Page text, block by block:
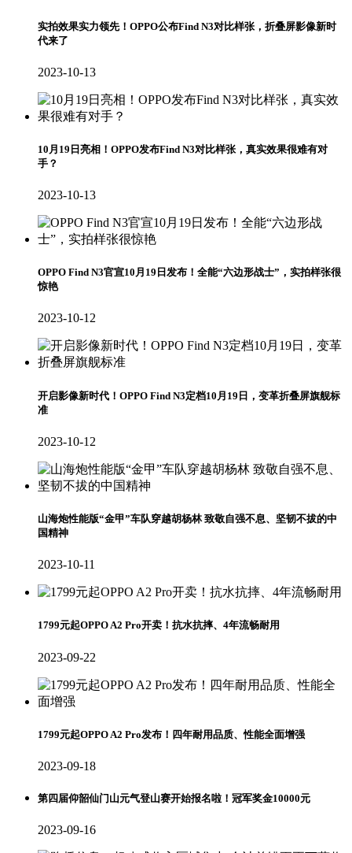
实拍效果实力领先！OPPO公布Find N3对比样张，折叠屏影像新时
代来了
2023-10-13
10月19日亮相！OPPO发布Find N3对比样张，真实效果很难有对
手？
2023-10-13
OPPO Find N3官宣10月19日发布！全能“六边形战士”，实拍样张很
惊艳
2023-10-12
开启影像新时代！OPPO Find N3定档10月19日，变革折叠屏旗舰标
准
2023-10-12
山海炮性能版“金甲”车队穿越胡杨林 致敬自强不息、坚韧不拔的中
国精神
2023-10-11
1799元起OPPO A2 Pro开卖！抗水抗摔、4年流畅耐用
2023-09-22
1799元起OPPO A2 Pro发布！四年耐用品质、性能全面增强
2023-09-18
第四届仰韶仙门山元气登山赛开始报名啦！冠军奖金10000元
2023-09-16